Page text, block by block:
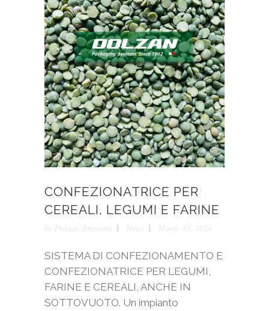
CONFEZIONATRICE PER
CEREALI, LEGUMI E FARINE
by Dolzan_Impianti News Marzo 15, 2024
SISTEMA DI CONFEZIONAMENTO E
CONFEZIONATRICE PER LEGUMI,
FARINE E CEREALI, ANCHE IN
SOTTOVUOTO. Un impianto